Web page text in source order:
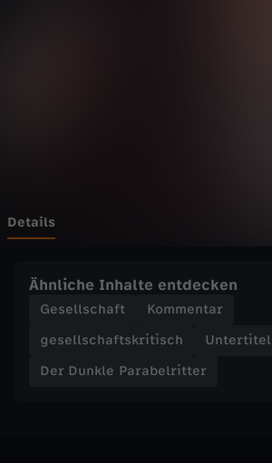
a
b
e
l
Details
Ähnliche Inhalte entdecken
Gesellschaft
Kommentar
gesellschaftskritisch
Untertitel
Der Dunkle Parabelritter